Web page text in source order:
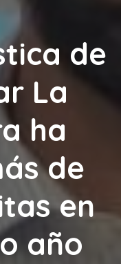
de
La
ha
de
en
año